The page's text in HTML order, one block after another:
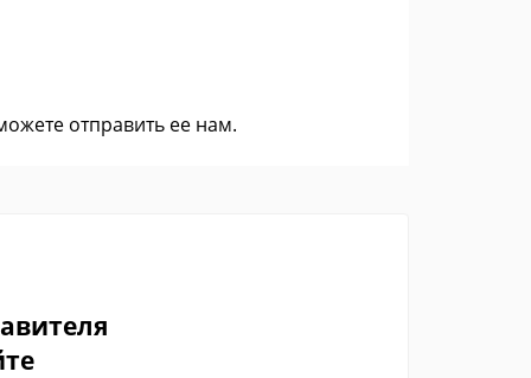
отправить ее нам.